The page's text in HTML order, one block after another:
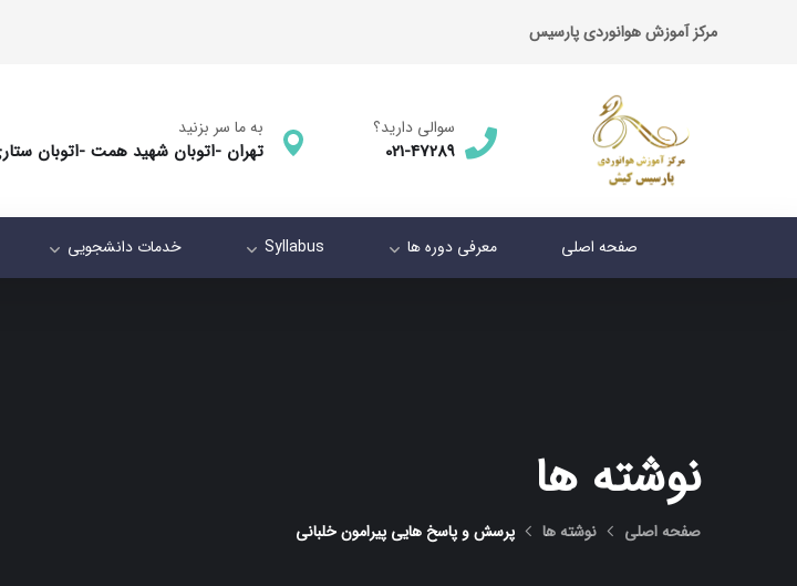
مرکز آموزش هوانوردی پارسیس
سوالی دارید؟
021-47289
به ما سر بزنید
تهران -اتوبان شهید همت -اتوبان
صفحه اصلی معرفی دوره ها Syllabus خدمات دانشجویی
نوشته ها
صفحه اصلی نوشته ها پرسش و پاسخ هایی پیرامون خلبانی